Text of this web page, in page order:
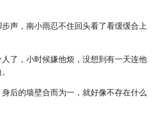
声，南小雨忍不住回头看了看缓缓合上
了，小时候嫌他烦，没想到有一天连他
后的墙壁合而为一，就好像不存在什么